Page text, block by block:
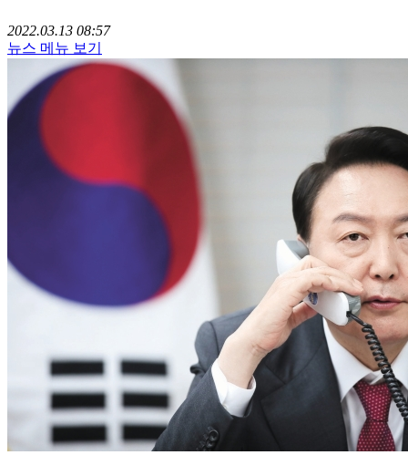
2022.03.13 08:57
뉴스 메뉴 보기